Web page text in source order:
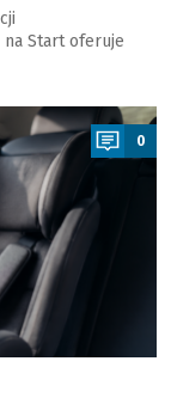
na Start oferuje
0